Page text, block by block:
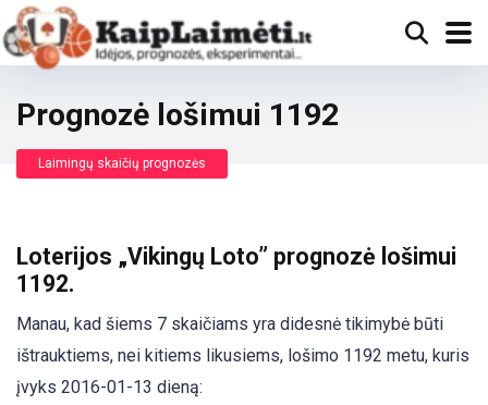
Prognozė lošimui 1192
Laimingų skaičių prognozės
Loterijos „Vikingų Loto” prognozė lošimui
1192.
Manau, kad šiems 7 skaičiams yra didesnė tikimybė būti
ištrauktiems, nei kitiems likusiems, lošimo 1192 metu, kuris
įvyks 2016-01-13 dieną: